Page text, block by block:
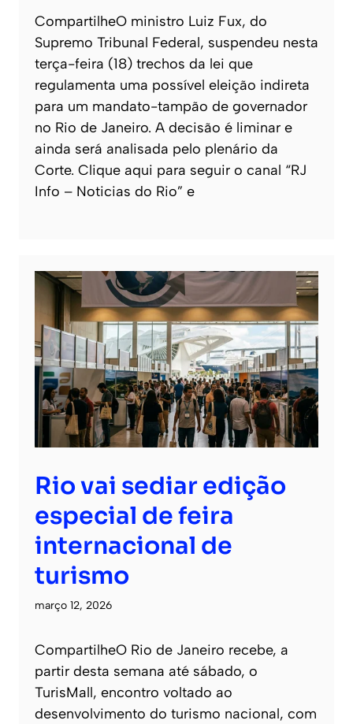
CompartilheO ministro Luiz Fux, do
Supremo Tribunal Federal, suspendeu nesta
terça-feira (18) trechos da lei que
regulamenta uma possível eleição indireta
para um mandato-tampão de governador
no Rio de Janeiro. A decisão é liminar e
ainda será analisada pelo plenário da
Corte. Clique aqui para seguir o canal “RJ
Info – Noticias do Rio” e
Rio vai sediar edição
especial de feira
internacional de
turismo
março 12, 2026
CompartilheO Rio de Janeiro recebe, a
partir desta semana até sábado, o
TurisMall, encontro voltado ao
desenvolvimento do turismo nacional, com